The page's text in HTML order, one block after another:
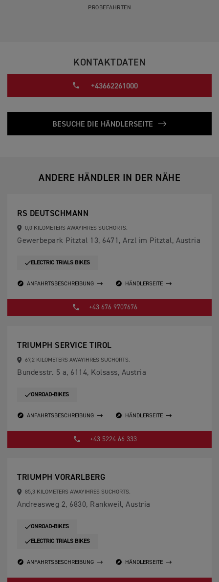
PROBEFAHRTEN
KONTAKTDATEN
+43662261000
BESUCHE DIE HÄNDLERSEITE
ANDERE HÄNDLER IN DER NÄHE
RS DEUTSCHMANN
0,0 KILOMETERS AWAYIHRES SUCHORTS.
Gewerbepark Pitztal 13, 6471, Arzl im Pitztal, Austria
ELECTRIC TRIALS BIKES
ANFAHRTSBESCHREIBUNG HÄNDLERSEITE
+43 676 9707676
TRIUMPH SERVICE TIROL
67,2 KILOMETERS AWAYIHRES SUCHORTS.
Bundesstr. 5 a, 6114, Kolsass, Austria
ONROAD-BIKES
ANFAHRTSBESCHREIBUNG HÄNDLERSEITE
+43 5224 66 333
TRIUMPH VORARLBERG
85,3 KILOMETERS AWAYIHRES SUCHORTS.
Andreasweg 2, 6830, Rankweil, Austria
ONROAD-BIKES
ELECTRIC TRIALS BIKES
ANFAHRTSBESCHREIBUNG HÄNDLERSEITE